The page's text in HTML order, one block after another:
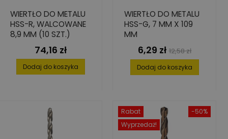
WIERTŁO DO METALU
HSS-R, WALCOWANE
8,9 MM (10 SZT.)
Cena
74,16 zł
Dodaj do koszyka
WIERTŁO DO METALU
HSS-G, 7 MM X 109
MM
Cena
6,29 zł Cena
podstawowa
12,58 zł
Dodaj do koszyka
-50%
Rabat
Wyprzedaż!